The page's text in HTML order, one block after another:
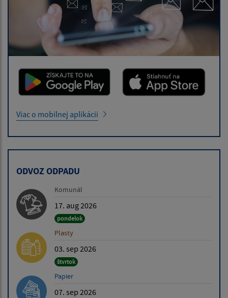
Viac o mobilnej aplikácii
ODVOZ ODPADU
Komunál
17. aug 2026
pondelok
Plasty
03. sep 2026
štvrtok
Papier
07. sep 2026